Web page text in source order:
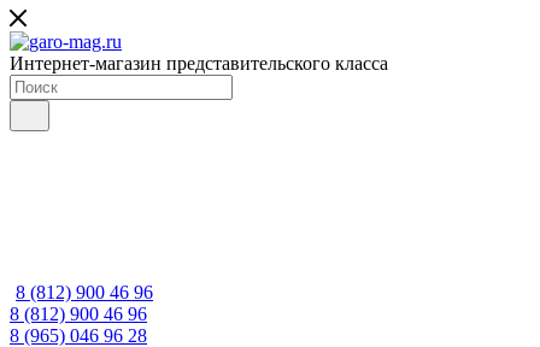
Интернет-магазин представительского класса
8 (812) 900 46 96
8 (812) 900 46 96
8 (965) 046 96 28